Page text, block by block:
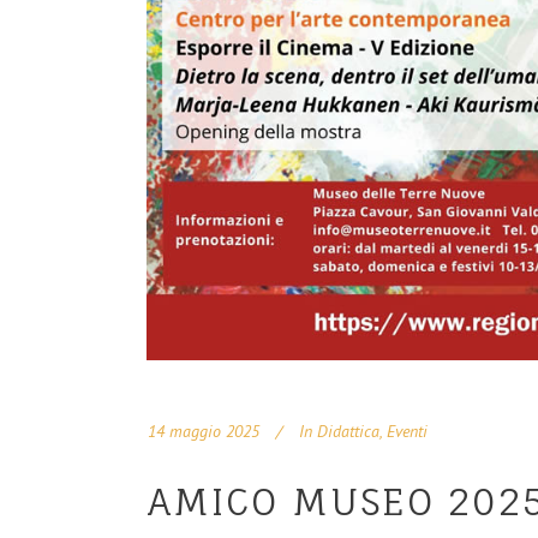
14 maggio 2025 In Didattica, Eventi
AMICO MUSEO